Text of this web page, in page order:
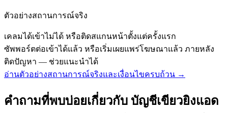
ตัวอย่างสถานการณ์จริง
เคลมได้เข้าไม่ได้ หรือติดสแกนหน้าตั้งแต่ครั้งแรก
ซัพพอร์ตต่อเข้าได้แล้ว หรือเริ่มเผยแพร่โฆษณาแล้ว ภายหลัง
ติดปัญหา — ช่วยแนะนำได้
อ่านตัวอย่างสถานการณ์จริงและเงื่อนไขครบถ้วน →
คำถามที่พบบ่อยเกี่ยวกับ บัญชีเขียวยิงแอด